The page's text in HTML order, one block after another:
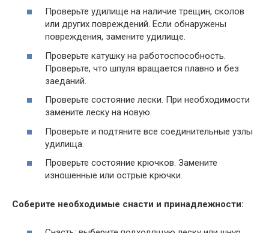
Проверьте удилище на наличие трещин, сколов
или других повреждений. Если обнаружены
повреждения, замените удилище.
Проверьте катушку на работоспособность.
Проверьте, что шпуля вращается плавно и без
заеданий.
Проверьте состояние лески. При необходимости
замените леску на новую.
Проверьте и подтяните все соединительные узлы
удилища.
Проверьте состояние крючков. Замените
изношенные или острые крючки.
Соберите необходимые снасти и принадлежности: